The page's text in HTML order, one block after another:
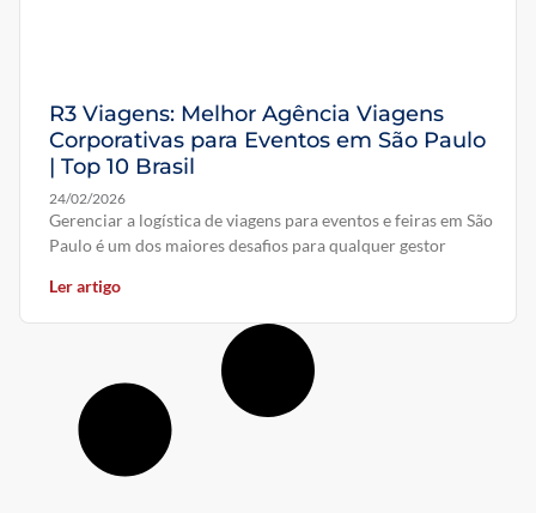
R3 Viagens: Melhor Agência Viagens
Corporativas para Eventos em São Paulo
| Top 10 Brasil
24/02/2026
Gerenciar a logística de viagens para eventos e feiras em São
Paulo é um dos maiores desafios para qualquer gestor
Ler artigo